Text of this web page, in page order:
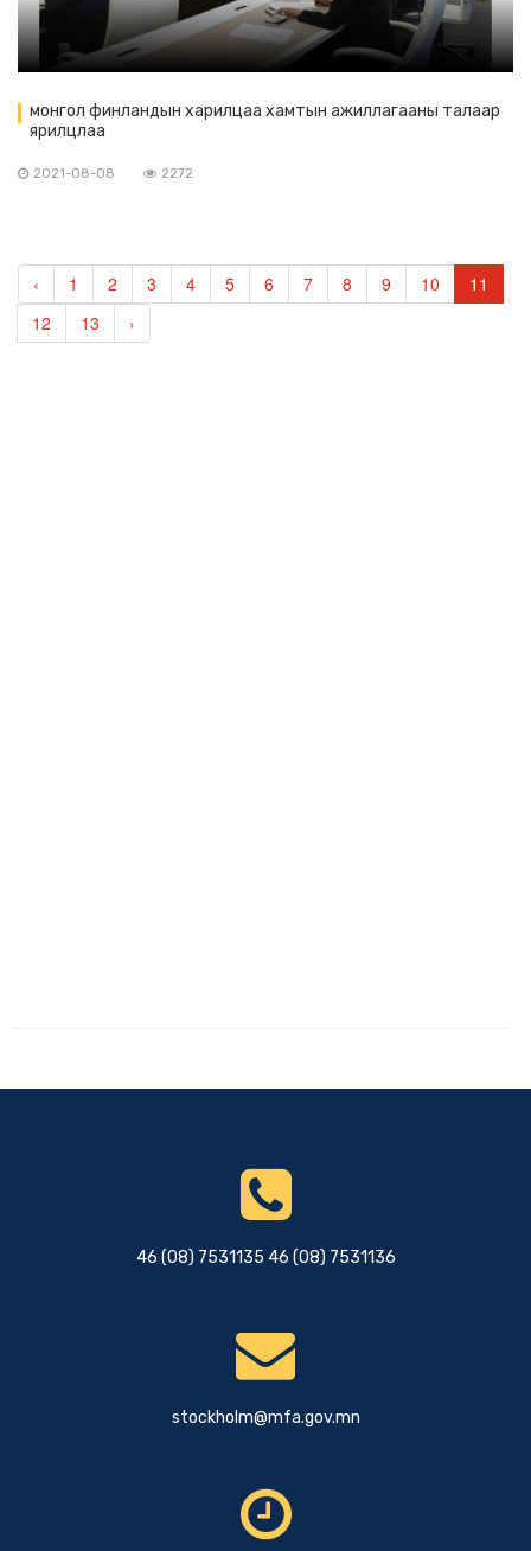
монгол финландын харилцаа хамтын ажиллагааны талаар
ярилцлаа
2021-08-08 2272
‹ 1 2 3 4 5 6 7 8 9 10
11
12
13 ›
46 (08) 7531135 46 (08) 7531136
stockholm@mfa.gov.mn